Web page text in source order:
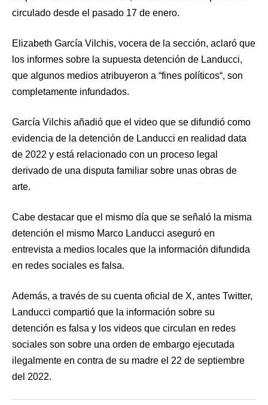
circulado desde el pasado 17 de enero.
Elizabeth García Vilchis, vocera de la sección, aclaró que
los informes sobre la supuesta detención de Landucci,
que algunos medios atribuyeron a “fines políticos“, son
completamente infundados.
García Vilchis añadió que el video que se difundió como
evidencia de la detención de Landucci en realidad data
de 2022 y está relacionado con un proceso legal
derivado de una disputa familiar sobre unas obras de
arte.
Cabe destacar que el mismo día que se señaló la misma
detención el mismo Marco Landucci aseguró en
entrevista a medios locales que la información difundida
en redes sociales es falsa.
Además, a través de su cuenta oficial de X, antes Twitter,
Landucci compartió que la información sobre su
detención es falsa y los videos que circulan en redes
sociales son sobre una orden de embargo ejecutada
ilegalmente en contra de su madre el 22 de septiembre
del 2022.